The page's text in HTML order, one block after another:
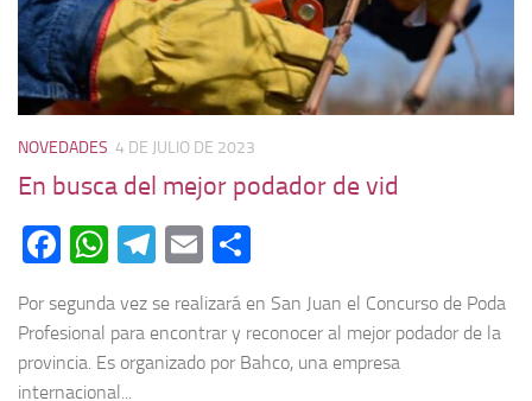
NOVEDADES 4 DE JULIO DE 2023
En busca del mejor podador de vid
Facebook
WhatsApp
Telegram
Email
Por segunda vez se realizará en San Juan el Concurso de Poda
Profesional para encontrar y reconocer al mejor podador de la
provincia. Es organizado por Bahco, una empresa
internacional...